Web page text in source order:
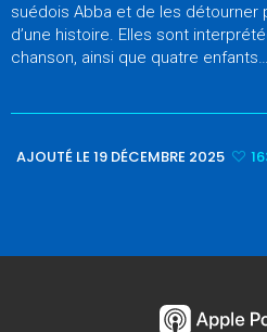
suédois Abba et de les détourner
d’une histoire. Elles sont
chanson, ainsi que quatre enfants…
AJOUTÉ LE 19 DÉCEMBRE 2025